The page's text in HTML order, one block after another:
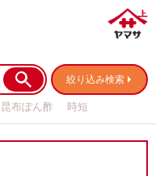
絞り込み検索
昆布ぽん酢
時短